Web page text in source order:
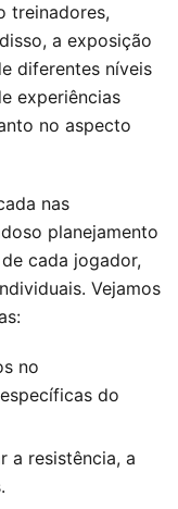
treinadores,
a exposição
diferentes níveis
experiências
no aspecto
nas
planejamento
cada jogador,
Vejamos
no
do
a resistência, a